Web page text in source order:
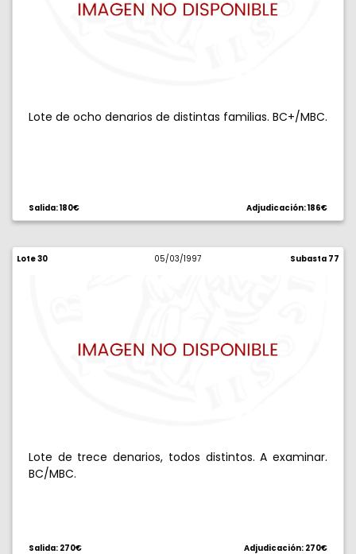
Lote de ocho denarios de distintas familias. BC+/MBC.
Salida: 180€ Adjudicación: 186€
Lote 30 05/03/1997 Subasta 77
Lote de trece denarios, todos distintos. A examinar.
BC/MBC.
Salida: 270€ Adjudicación: 270€